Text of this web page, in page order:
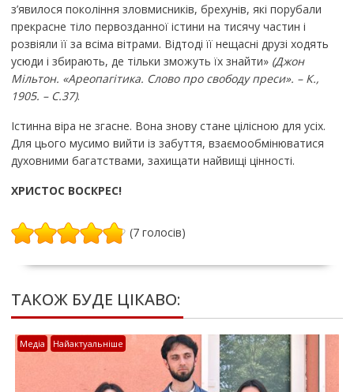
з’явилося покоління зловмисників, брехунів, які порубали
прекрасне тіло первозданної істини на тисячу частин і
розвіяли її за всіма вітрами. Відтоді її нещасні друзі ходять
усюди і збирають, де тільки зможуть їх знайти» (Джон
Мільтон. «Ареопагітика. Слово про свободу преси». – К.,
1905. – С.37).
Істинна віра не згасне. Вона знову стане цілісною для усіх.
Для цього мусимо вийти із забуття, взаємообмінюватися
духовними багатствами, захищати найвищі цінності.
ХРИСТОС ВОСКРЕС!
(7 голосів)
ТАКОЖ БУДЕ ЦІКАВО:
Медіа Найактуальніше